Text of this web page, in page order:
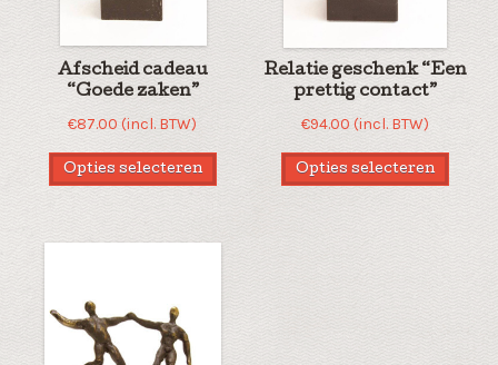
Afscheid cadeau
“Goede zaken”
€87.00 (incl. BTW)
Opties selecteren
Relatie geschenk “Een
prettig contact”
€94.00 (incl. BTW)
Opties selecteren